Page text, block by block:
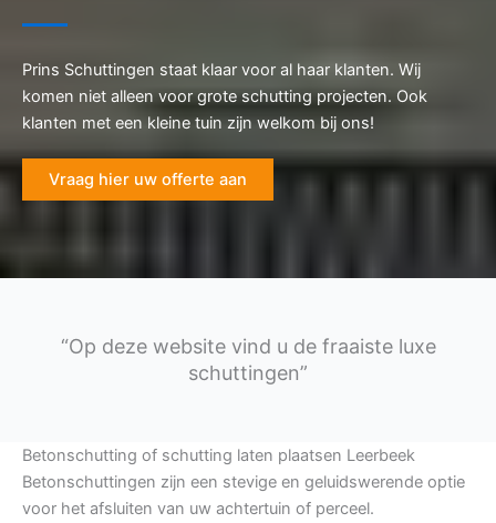
Prins Schuttingen staat klaar voor al haar klanten. Wij
komen niet alleen voor grote schutting projecten. Ook
klanten met een kleine tuin zijn welkom bij ons!
Vraag hier uw offerte aan
“Op deze website vind u de fraaiste luxe
schuttingen”
Betonschutting of schutting laten plaatsen Leerbeek
Betonschuttingen zijn een stevige en geluidswerende optie
voor het afsluiten van uw achtertuin of perceel.